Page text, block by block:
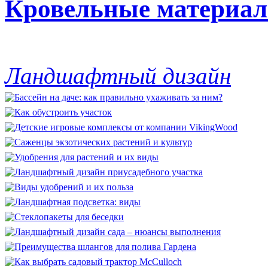
Кровельные
Ландшафтный дизайн